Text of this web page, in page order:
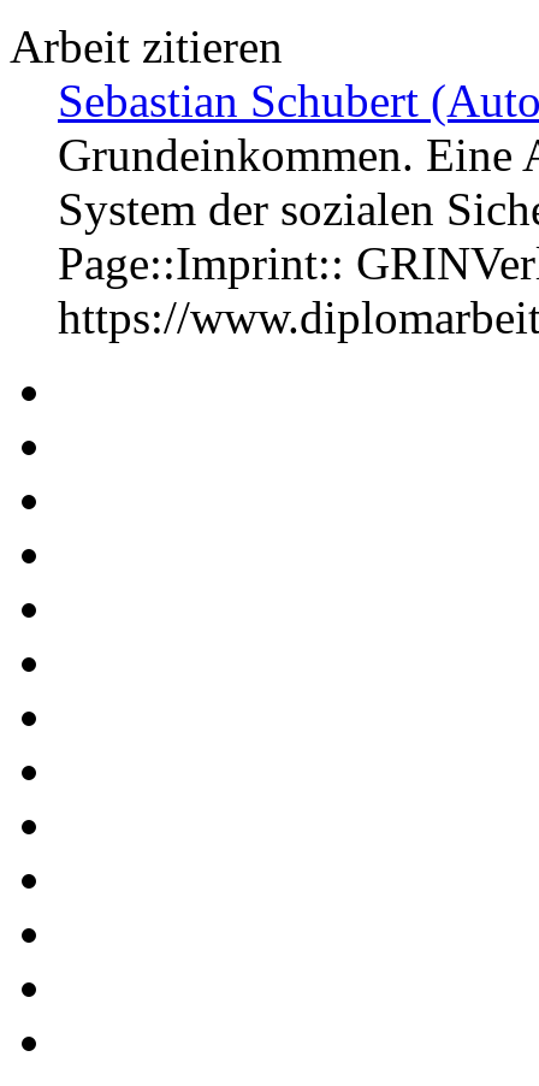
Arbeit zitieren
Sebastian Schubert
Grundeinkommen. Eine
System der sozialen
Page::Imprint::
https://